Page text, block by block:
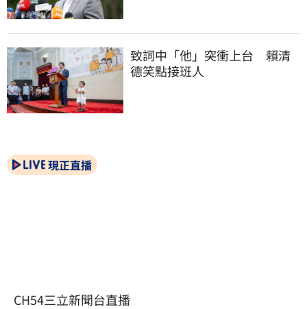
致詞中「他」突衝上台　賴清
德笑點接班人
現正直播
CH54三立新聞台直播